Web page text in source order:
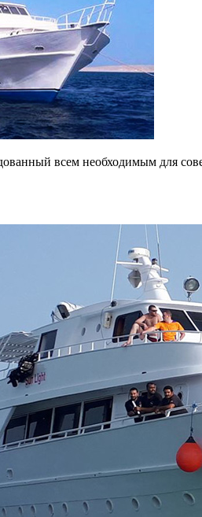
всем необходимым для